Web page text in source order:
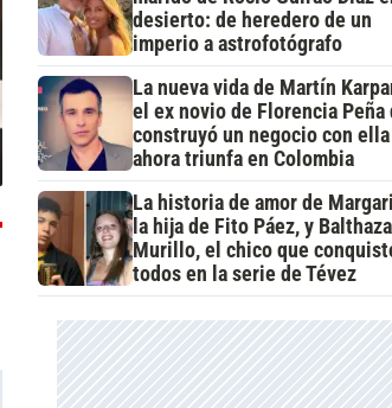
desierto: de heredero de un
imperio a astrofotógrafo
La nueva vida de Martín
el ex novio de Florencia Peña
construyó un negocio con
ahora triunfa en Colombia
La historia de amor de
la hija de Fito Páez, y
Murillo, el chico que
todos en la serie de Tévez